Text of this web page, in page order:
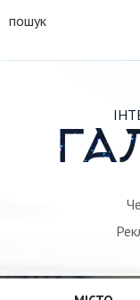
пошук